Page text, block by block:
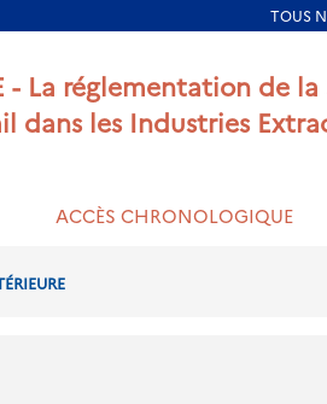
de page
- La réglementation de
dans les Industries
ACCÈS CHRONOLOGIQUE